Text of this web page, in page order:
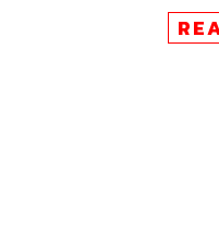
จ่ออยู่ที่หลังบ้านของตั